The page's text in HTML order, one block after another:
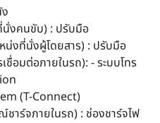
งคนขับ) : ปรับมือ
น่งที่นั่งผู้โดยสาร) : ปรับมือ
อมต่อภายในรถ): - ระบบโทร
(T-Connect)
ร์จภายในรถ) : ช่องชาร์จไฟ